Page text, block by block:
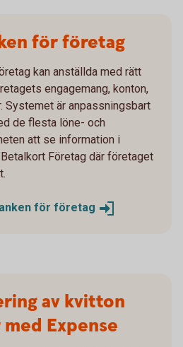
för företag
kan anställda med rätt
engagemang, konton,
Systemet är anpassningsbart
de flesta löne- och
att se information i
Företag där företaget
för företag
av kvitton
Expense